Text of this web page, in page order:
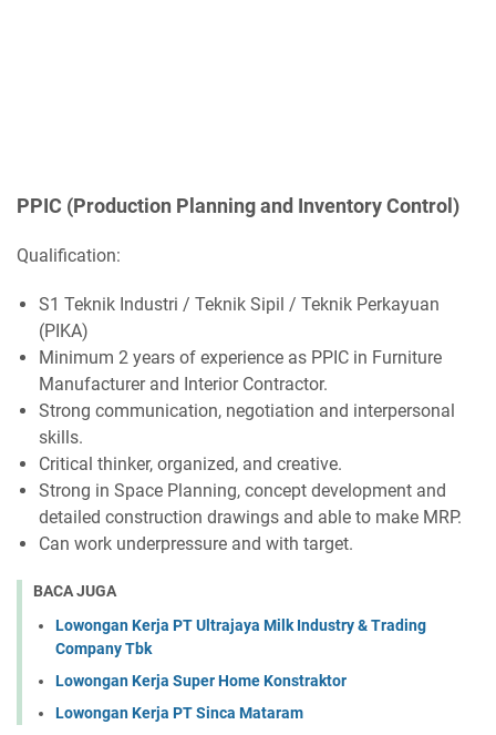
PPIC (Production Planning and Inventory Control)
Qualification:
S1 Teknik Industri / Teknik Sipil / Teknik Perkayuan
(PIKA)
Minimum 2 years of experience as PPIC in Furniture
Manufacturer and Interior Contractor.
Strong communication, negotiation and interpersonal
skills.
Critical thinker, organized, and creative.
Strong in Space Planning, concept development and
detailed construction drawings and able to make MRP.
Can work underpressure and with target.
BACA JUGA
Lowongan Kerja PT Ultrajaya Milk Industry & Trading
Company Tbk
Lowongan Kerja Super Home Konstraktor
Lowongan Kerja PT Sinca Mataram